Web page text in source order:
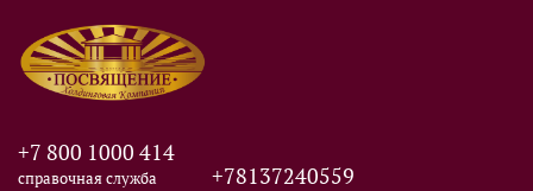
+7 800 1000 414
справочная служба +78137240559